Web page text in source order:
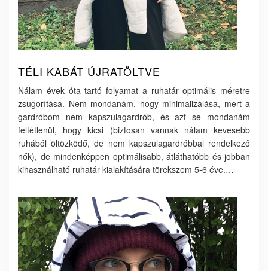
TÉLI KABÁT ÚJRATÖLTVE
Nálam évek óta tartó folyamat a ruhatár optimális méretre
zsugorítása. Nem mondanám, hogy minimalizálása, mert a
gardróbom nem kapszulagardrób, és azt se mondanám
feltétlenül, hogy kicsi (biztosan vannak nálam kevesebb
ruhából öltözködő, de nem kapszulagardróbbal rendelkező
nők), de mindenképpen optimálisabb, átláthatóbb és jobban
kihasználható ruhatár kialakítására törekszem 5-6 éve.…